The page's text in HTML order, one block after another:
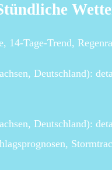
14-Tage-Trend,
Deutschland):
Deutschland):